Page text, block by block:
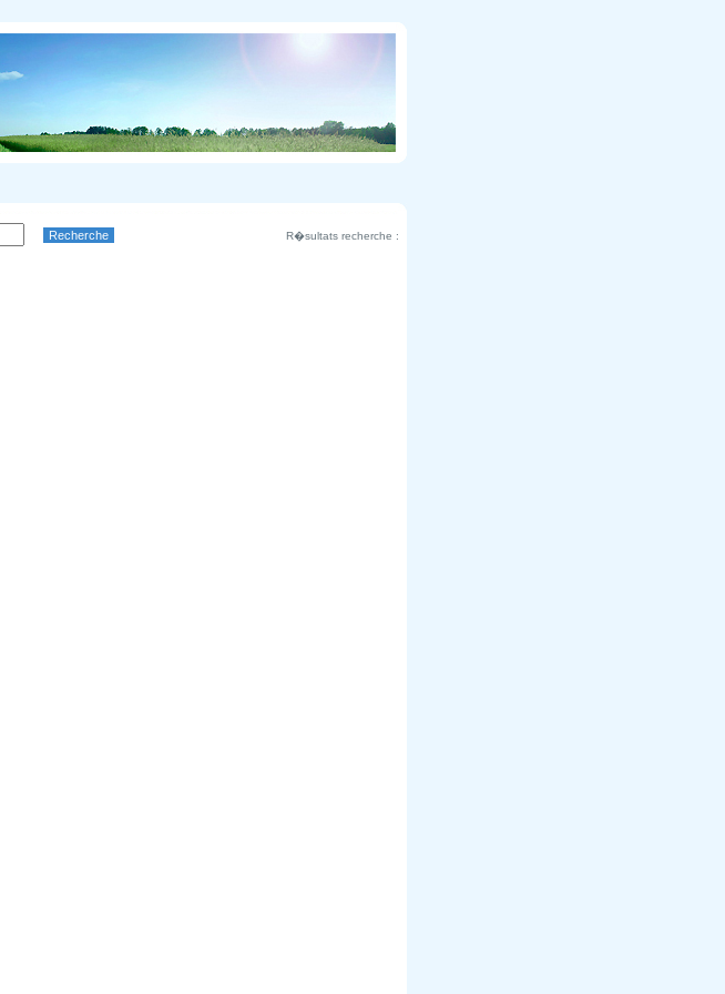
R�sultats recherche :